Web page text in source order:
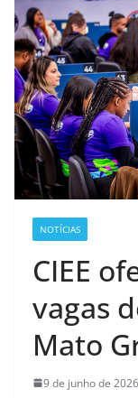
NOTÍCIAS
CIEE
vagas
Mato
9 de junho de 2026